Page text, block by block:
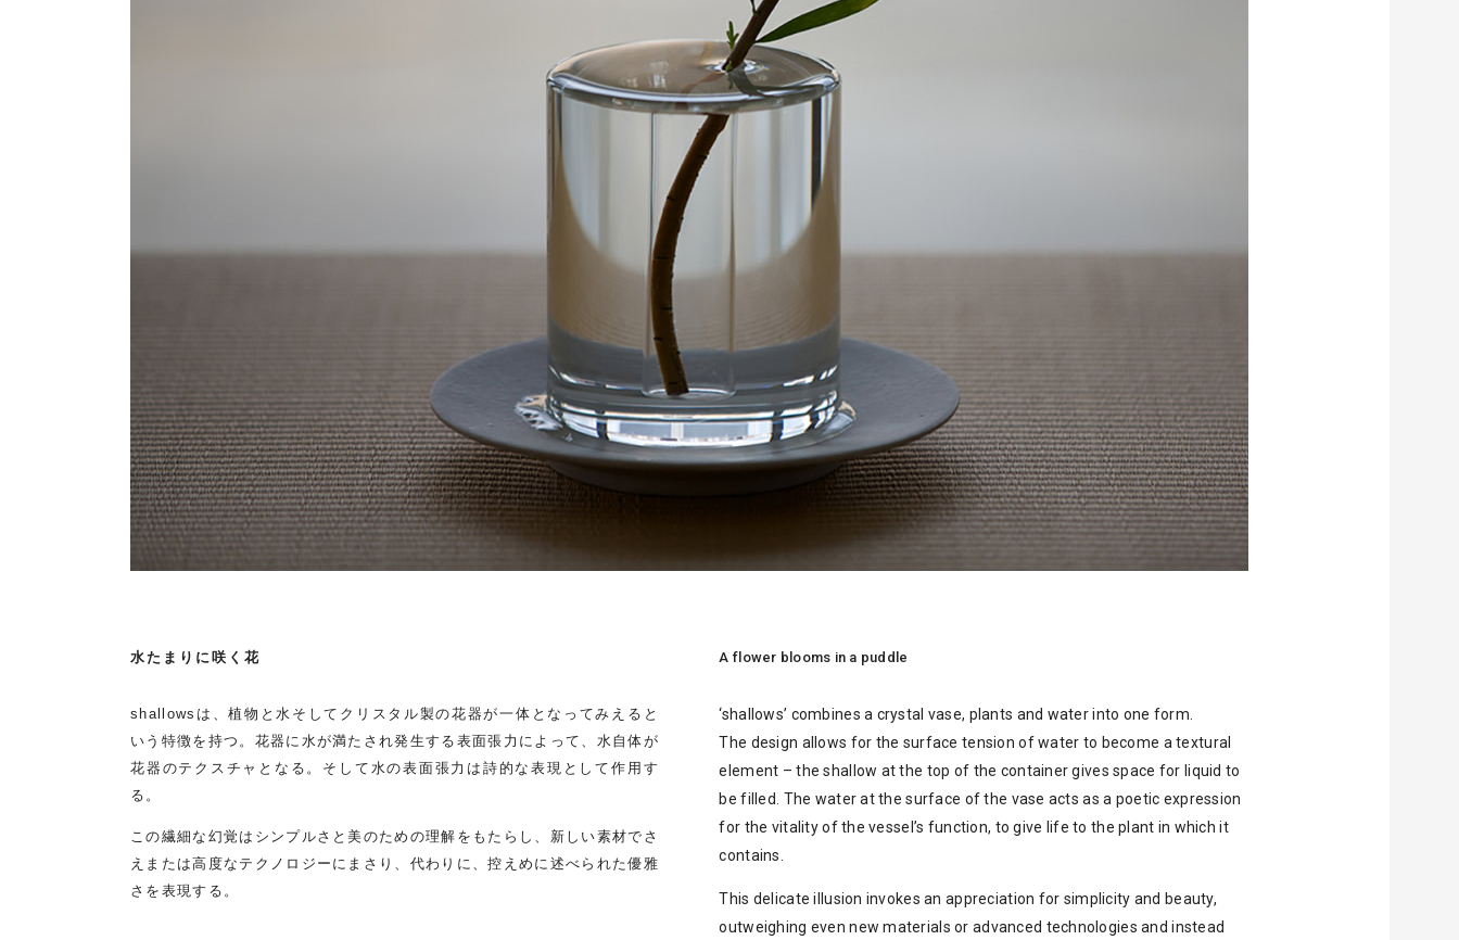
水たまりに咲く花
shallowsは、植物と水そしてクリスタル製の花器が一体となってみえると
いう特徴を持つ。花器に水が満たされ発生する表面張力によって、水自体が
花器のテクスチャとなる。そして水の表面張力は詩的な表現として作用す
る。
この繊細な幻覚はシンプルさと美のための理解をもたらし、新しい素材でさ
えまたは高度なテクノロジーにまさり、代わりに、控えめに述べられた優雅
さを表現する。
A flower blooms in a puddle
‘shallows’ combines a crystal vase, plants and water into one form.
The design allows for the surface tension of water to become a textural
element – the shallow at the top of the container gives space for liquid to
be filled. The water at the surface of the vase acts as a poetic expression
for the vitality of the vessel’s function, to give life to the plant in which it
contains.
This delicate illusion invokes an appreciation for simplicity and beauty,
outweighing even new materials or advanced technologies and instead